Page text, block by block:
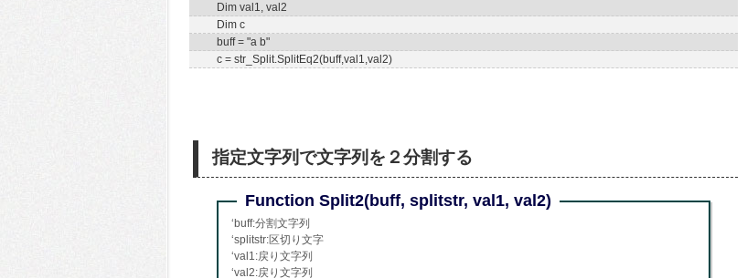
Dim val1, val2
Dim c
buff = "a b"
c = str_Split.SplitEq2(buff,val1,val2)
指定文字列で文字列を２分割する
Function Split2(buff, splitstr, val1, val2)
‘buff:分割文字列
‘splitstr:区切り文字
‘val1:戻り文字列
‘val2:戻り文字列